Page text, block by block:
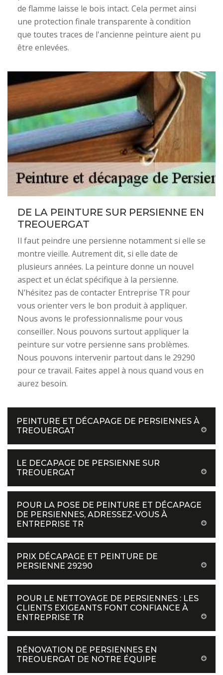
de flamme laisse le bois intact. Cela permet ainsi
une protection finale transparente à condition
que toutes traces de l'ancienne peinture aient pu
être enlevées.
DE LA PEINTURE SUR PERSIENNE EN
TREOUERGAT
Il faut peindre une persienne notamment si elle se
montre vieille. Autrement dit, si elle date de
plusieurs années. La peinture donne un nouvel
aspect et un éclat spécifique à la persienne.
N’hésitez pas de contacter Entreprise TR pour
vous orienter vers le bon produit à appliquer.
Nous avons le professionnalisme pour vous
conseiller. Nous pouvons surtout appliquer la
peinture sur votre persienne sans problèmes.
Nous pouvons intervenir partout dans le 29290
pour ce travail. Faites appel à nous quand vous en
aurez besoin.
PEINTURE ET DÉCAPAGE DE PERSIENNES À
TREOUERGAT
LE DECAPAGE DE PERSIENNE SUR
TREOUERGAT
POUR LA POSE DE PEINTURE ET DÉCAPAGE
DE PERSIENNES, ADRESSEZ-VOUS À
ENTREPRISE TR
PRIX DÉCAPAGE ET PEINTURE DE
PERSIENNE 29290
POUR LE NETTOYAGE DE PERSIENNES : LES
CLIENTS EXIGEANTS FONT CONFIANCE À
ENTREPRISE TR
RÉNOVATION DE PERSIENNES EN
TREOUERGAT DE NOTRE ÉQUIPE